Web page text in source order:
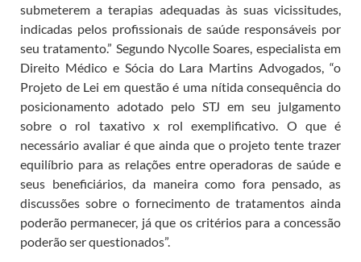
submeterem a terapias adequadas às suas vicissitudes,
indicadas pelos profissionais de saúde responsáveis por
seu tratamento.” Segundo Nycolle Soares, especialista em
Direito Médico e Sócia do Lara Martins Advogados, “o
Projeto de Lei em questão é uma nítida consequência do
posicionamento adotado pelo STJ em seu julgamento
sobre o rol taxativo x rol exemplificativo. O que é
necessário avaliar é que ainda que o projeto tente trazer
equilíbrio para as relações entre operadoras de saúde e
seus beneficiários, da maneira como fora pensado, as
discussões sobre o fornecimento de tratamentos ainda
poderão permanecer, já que os critérios para a concessão
poderão ser questionados”.